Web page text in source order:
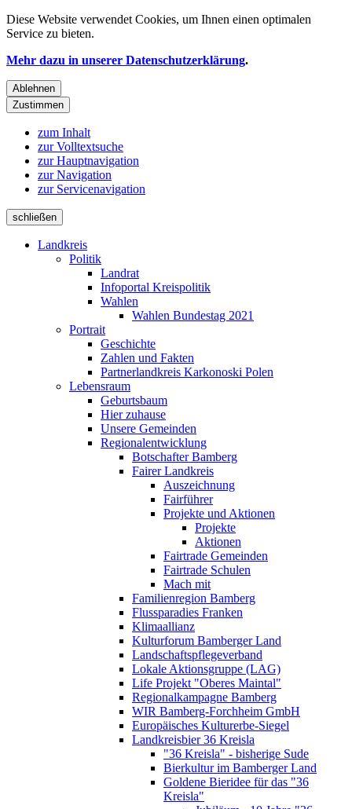
Diese Website verwendet Cookies, um Ihnen einen optimalen
Service zu bieten.
Mehr dazu in unserer Datenschutzerklärung.
Ablehnen
Zustimmen
zum Inhalt
zur Volltextsuche
zur Hauptnavigation
zur Navigation
zur Servicenavigation
schließen
Landkreis
Politik
Landrat
Infoportal Kreispolitik
Wahlen
Wahlen Bundestag 2021
Portrait
Geschichte
Zahlen und Fakten
Partnerlandkreis Karkonoski Polen
Lebensraum
Geburtsbaum
Hier zuhause
Unsere Gemeinden
Regionalentwicklung
Botschafter Bamberg
Fairer Landkreis
Auszeichnung
Fairführer
Projekte und Aktionen
Projekte
Aktionen
Fairtrade Gemeinden
Fairtrade Schulen
Mach mit
Familienregion Bamberg
Flussparadies Franken
Klimaallianz
Kulturforum Bamberger Land
Landschaftspflegeverband
Lokale Aktionsgruppe (LAG)
Life Projekt "Oberes Maintal"
Regionalkampagne Bamberg
WIR Bamberg-Forchheim GmbH
Europäisches Kulturerbe-Siegel
Landkreisbier 36 Kreisla
"36 Kreisla" - bisherige Sude
Bierkultur im Bamberger Land
Goldene Bieridee für das "36
Kreisla"